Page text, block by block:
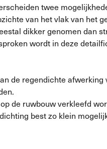
twee
van het vlak van het
dikker genomen dan
wordt in deze
de regendichte afwerking
de ruwbouw verkleefd
best zo klein